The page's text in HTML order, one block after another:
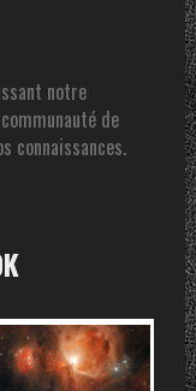
notre
de
connaissances.